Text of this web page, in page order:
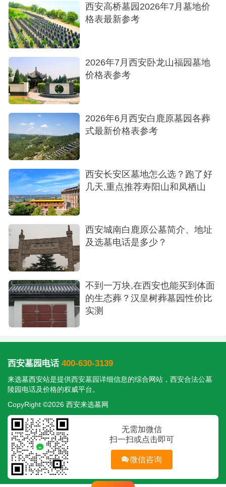
西安高桥墓园2026年7月墓地价
格表最新参考
2026年7月西安卧龙山福园墓地
价格表参考
2026年6月西安白鹿原墓园各葬
式最新价格表参考
西安长安区墓地怎么选？跑了好
几天,重点推荐寿阳山和凤栖山
西安城南白鹿原公墓简介、地址
及选墓电话是多少？
不到一万块,在西安也能买到体面
的生态葬？汉皇树葬墓园性价比
实测
西安墓园电话 400-630-3139
来选墓西安站是提供西安墓园详细信息的综合网站，西安合法公墓
陵园电话及价格的权威平台。
CopyRight ©2026 西安来选墓网
无需加微信
扫一扫或点击即可
微信咨询